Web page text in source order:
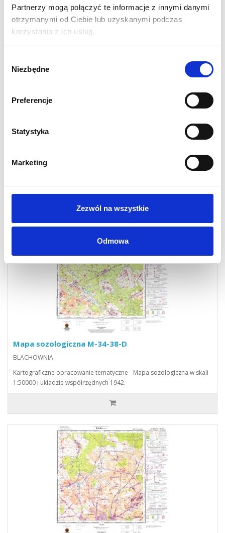
Partnerzy mogą połączyć te informacje z innymi danymi
otrzymanymi od Ciebie lub uzyskanymi podczas
korzystania z ich usług.
zgody
Niezbędne
Preferencje
Statystyka
Marketing
Zezwól na wszystkie
Odmowa
Kartograficzne opracowanie tematyczne - Mapa sozologiczna w skali
Mapa sozologiczna M-34-38-D
BLACHOWNIA
Kartograficzne opracowanie tematyczne - Mapa sozologiczna w skali
1:50000 i układzie współrzędnych 1942.